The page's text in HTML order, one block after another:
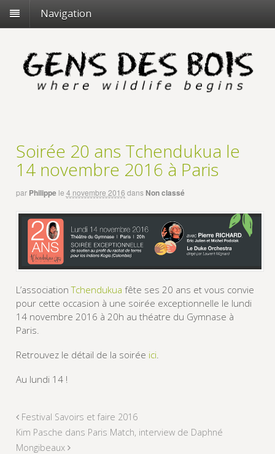
Navigation
Soirée 20 ans Tchendukua le
14 novembre 2016 à Paris
par Philippe le 4 novembre 2016 dans Non classé
L’associationTchendukua fête ses 20 ans et vous convie
pour cette occasion à une soirée exceptionnelle le lundi
14 novembre 2016 à 20h au théatre du Gymnase à
Paris.
Retrouvez le détail de la soirée ici
Au lundi 14 !
Festival Savoirs et faire 2016
Kim Pasche dans Paris Match, interview de Daphné
Mongibeaux